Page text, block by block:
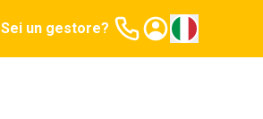
Sei un gestore?